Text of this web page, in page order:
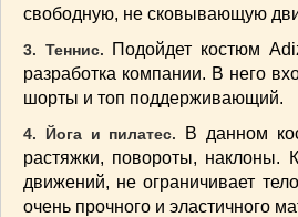
японская кухня (1)
свободную, не сковывающую
3. Теннис. Подойдет костюм
разработка компании. В него
шорты и топ поддерживающий.
4. Йога и пилатес.
В данном
растяжки, повороты, наклоны.
движений, не ограничивает
очень прочного и эластичного